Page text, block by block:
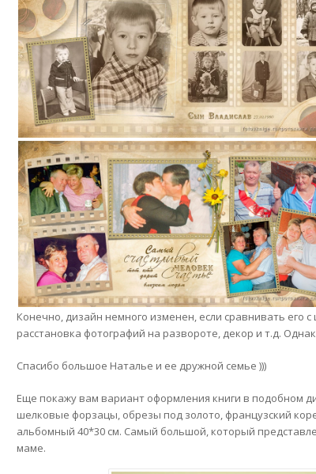
Конечно, дизайн немного изменен, если сравнивать его
расстановка фотографий на развороте, декор и т.д.
Спасибо большое Наталье и ее дружной семье )))
Еще покажу вам вариант оформления книги в подобном
шелковые форзацы, обрезы под золото, французский
альбомный 40*30 см. Самый большой, который
маме.